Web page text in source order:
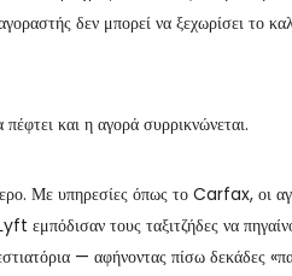
δεν μπορεί να ξεχωρίσει το
και η αγορά συρρικνώνεται.
Με υπηρεσίες όπως το Carfax, οι
εμπόδισαν τους ταξιτζήδες να
— αφήνοντας πίσω δεκάδες